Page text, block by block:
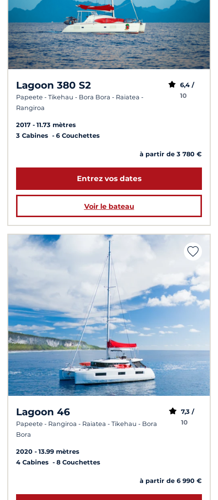
Lagoon 380 S2
Papeete - Tikehau - Bora Bora - Raiatea -
Rangiroa
6,4 /
10
2017
11.73 mètres
3 Cabines
6 Couchettes
à partir de 3 780 €
Entrez vos dates
Voir le bateau
Lagoon 46
Papeete - Rangiroa - Raiatea - Tikehau - Bora
Bora
7,3 /
10
2020
13.99 mètres
4 Cabines
8 Couchettes
à partir de 6 990 €